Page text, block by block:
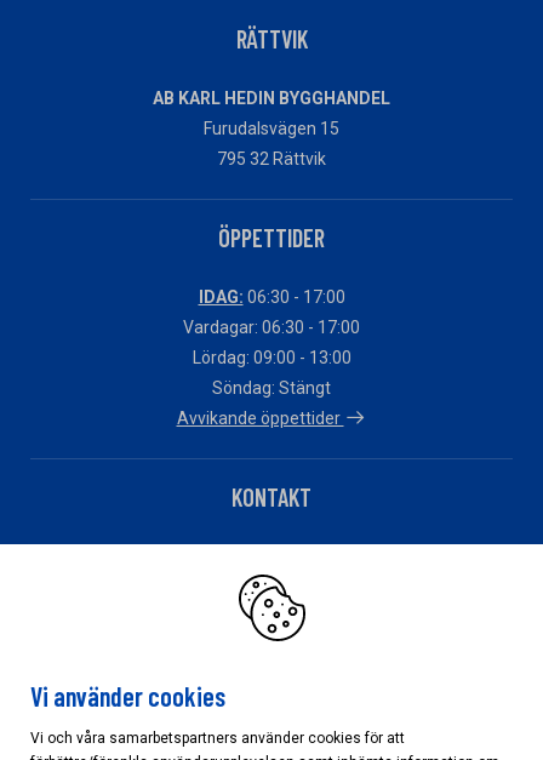
RÄTTVIK
AB KARL HEDIN BYGGHANDEL
Furudalsvägen 15
795 32 Rättvik
ÖPPETTIDER
IDAG: 06:30 - 17:00
Vardagar: 06:30 - 17:00
Lördag: 09:00 - 13:00
Söndag: Stängt
Avvikande öppettider
KONTAKT
Har du fakturafrågor?
Klicka här
Vi använder cookies
Vi och våra samarbetspartners använder cookies för att